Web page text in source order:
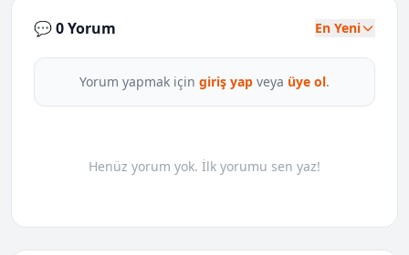
💬 0 Yorum En Yeni
Yorum yapmak için giriş yap veya üye ol.
Henüz yorum yok. İlk yorumu sen yaz!